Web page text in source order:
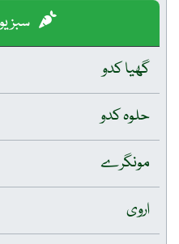
گھیا کدو
حلوہ کدو
مونگرے
اروی